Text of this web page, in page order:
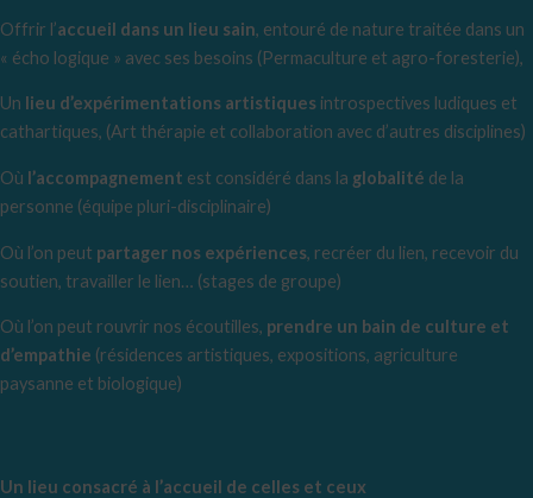
Offrir l’accueil dans un lieu sain, entouré de nature traitée dans un
« écho logique » avec ses besoins (Permaculture et agro-foresterie),
Un lieu d’expérimentations artistiques introspectives ludiques et
cathartiques, (Art thérapie et collaboration avec d’autres disciplines)
Où l’accompagnement est considéré dans la globalité de la
personne (équipe pluri-disciplinaire)
Où l’on peut partager nos expériences, recréer du lien, recevoir du
soutien, travailler le lien… (stages de groupe)
Où l’on peut rouvrir nos écoutilles, prendre un bain de culture et
d’empathie (résidences artistiques, expositions, agriculture
paysanne et biologique)
Un lieu consacré à l’accueil de celles et ceux